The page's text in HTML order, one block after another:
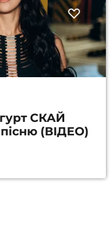
гурт СКАЙ
(ВІДЕО)